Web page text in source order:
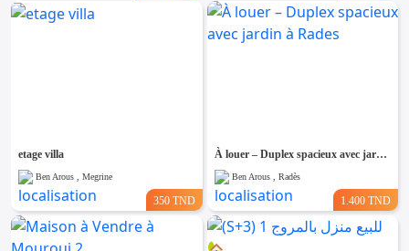
etage villa
Ben Arous , Megrine
350 TND
À louer – Duplex spacieux avec jardin à Rades
Ben Arous , Radès
1.400 TND